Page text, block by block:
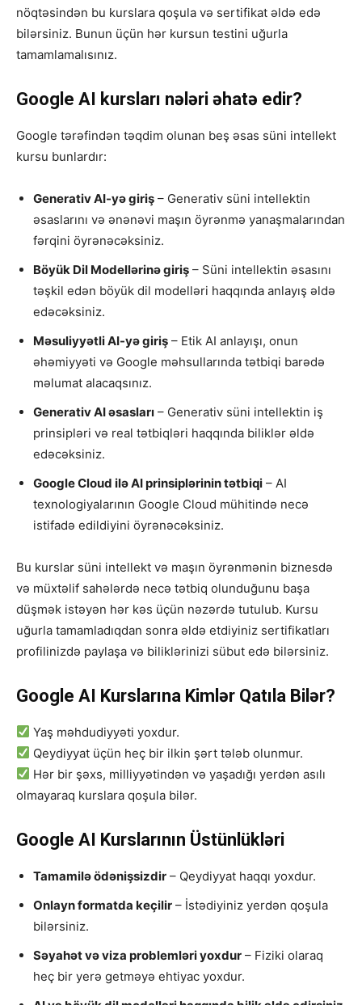
nöqtəsindən bu kurslara qoşula və sertifikat əldə edə
bilərsiniz. Bunun üçün hər kursun testini uğurla
tamamlamalısınız.
Google AI kursları nələri əhatə edir?
Google tərəfindən təqdim olunan beş əsas süni intellekt
kursu bunlardır:
Generativ AI-yə giriş – Generativ süni intellektin
əsaslarını və ənənəvi maşın öyrənmə yanaşmalarından
fərqini öyrənəcəksiniz.
Böyük Dil Modellərinə giriş – Süni intellektin əsasını
təşkil edən böyük dil modelləri haqqında anlayış əldə
edəcəksiniz.
Məsuliyyətli AI-yə giriş – Etik AI anlayışı, onun
əhəmiyyəti və Google məhsullarında tətbiqi barədə
məlumat alacaqsınız.
Generativ AI əsasları – Generativ süni intellektin iş
prinsipləri və real tətbiqləri haqqında biliklər əldə
edəcəksiniz.
Google Cloud ilə AI prinsiplərinin tətbiqi – AI
texnologiyalarının Google Cloud mühitində necə
istifadə edildiyini öyrənəcəksiniz.
Bu kurslar süni intellekt və maşın öyrənmənin biznesdə
və müxtəlif sahələrdə necə tətbiq olunduğunu başa
düşmək istəyən hər kəs üçün nəzərdə tutulub. Kursu
uğurla tamamladıqdan sonra əldə etdiyiniz sertifikatları
profilinizdə paylaşa və biliklərinizi sübut edə bilərsiniz.
Google AI Kurslarına Kimlər Qatıla Bilər?
Yaş məhdudiyyəti yoxdur.
Qeydiyyat üçün heç bir ilkin şərt tələb olunmur.
Hər bir şəxs, milliyyətindən və yaşadığı yerdən asılı
olmayaraq kurslara qoşula bilər.
Google AI Kurslarının Üstünlükləri
Tamamilə ödənişsizdir – Qeydiyyat haqqı yoxdur.
Onlayn formatda keçilir – İstədiyiniz yerdən qoşula
bilərsiniz.
Səyahət və viza problemləri yoxdur – Fiziki olaraq
heç bir yerə getməyə ehtiyac yoxdur.